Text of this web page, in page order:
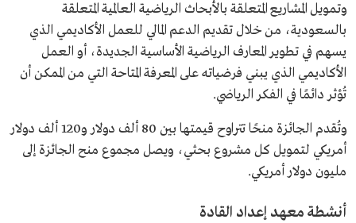
وتمويل المشاريع المتعلقة بالأبحاث الرياضية العالمية المتعلقة
بالسعودية، من خلال تقديم الدعم المالي للعمل الأكاديمي الذي
يسهم في تطوير المعارف الرياضية الأساسية الجديدة، أو العمل
الأكاديمي الذي يبني فرضياته على المعرفة المتاحة التي من الممكن أن
تُؤثر دائمًا في الفكر الرياضي.
وتُقدم الجائزة منحًا تتراوح قيمتها بين 80 ألف دولار و120 ألف دولار
أمريكي لتمويل كل مشروع بحثي، ويصل مجموع منح الجائزة إلى
مليون دولار أمريكي.
أنشطة معهد إعداد القادة